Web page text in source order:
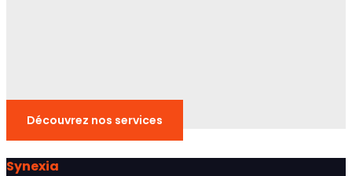
Découvrez nos services
Synexia